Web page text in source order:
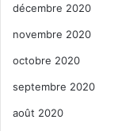
décembre 2020
novembre 2020
octobre 2020
septembre 2020
août 2020